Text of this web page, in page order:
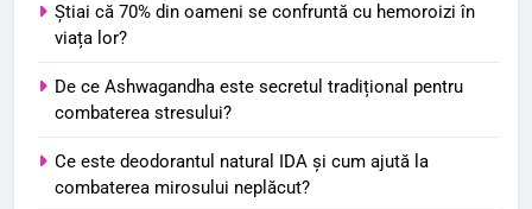
Știai că 70% din oameni se confruntă cu hemoroizi în
viața lor?
De ce Ashwagandha este secretul tradițional pentru
combaterea stresului?
Ce este deodorantul natural IDA și cum ajută la
combaterea mirosului neplăcut?